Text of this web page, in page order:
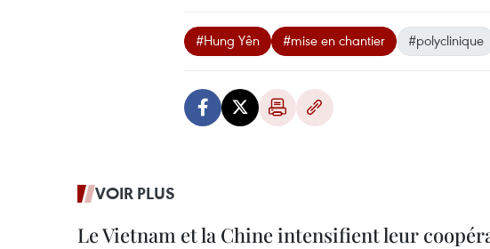
#Hung Yên #mise en chantier #polyclinique
VOIR PLUS
Le Vietnam et la Chine intensifient leur